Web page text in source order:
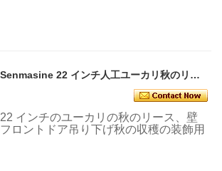
Senmasine 22 インチ人工ユーカリ秋のリース赤い果実松ぼっくり秋の収穫の吊り下げ装飾
22 インチのユーカリの秋のリース、壁
フロントドア吊り下げ秋の収穫の装飾用